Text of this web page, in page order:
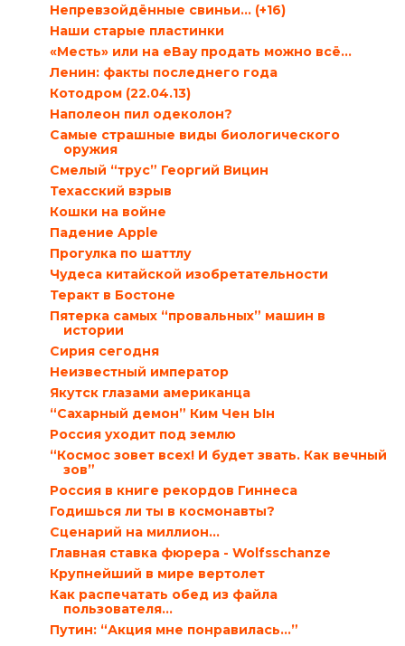
Непревзойдённые свиньи… (+16)
Наши старые пластинки
«Месть» или на eBay продать можно всё…
Ленин: факты последнего года
Котодром (22.04.13)
Наполеон пил одеколон?
Самые страшные виды биологического
оружия
Смелый “трус” Георгий Вицин
Техасский взрыв
Кошки на войне
Падение Apple
Прогулка по шаттлу
Чудеса китайской изобретательности
Теракт в Бостоне
Пятерка самых “провальных” машин в
истории
Сирия сегодня
Неизвестный император
Якутск глазами американца
“Сахарный демон” Ким Чен Ын
Россия уходит под землю
“Космос зовет всех! И будет звать. Как вечный
зов”
Россия в книге рекордов Гиннеса
Годишься ли ты в космонавты?
Сценарий на миллион…
Главная ставка фюрера - Wolfsschanze
Крупнейший в мире вертолет
Как распечатать обед из файла
пользователя…
Путин: “Акция мне понравилась…”